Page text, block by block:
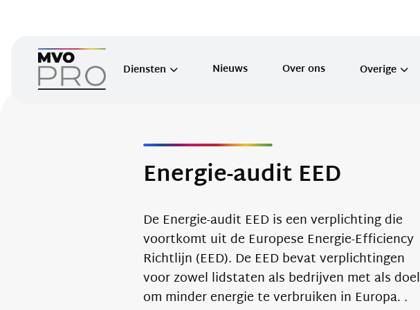
Diensten
Energie inkoop
Wet en Regelgeving
Energie-audit EED
Overige Diensten
Nieuws Over ons Overige
Energie-audit EED
De Energie-audit EED is een verplichting die
voortkomt uit de Europese Energie-Efficiency
Richtlijn (EED). De EED bevat verplichtingen
voor zowel lidstaten als bedrijven met als doel
om minder energie te verbruiken in Europa. .